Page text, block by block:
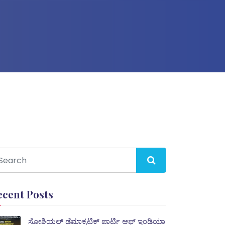
Posts
ಸೋಶಿಯಲ್ ಡೆಮಾಕ್ರಟಿಕ್ ಪಾರ್ಟಿ ಆಫ್ ಇಂಡಿಯಾ